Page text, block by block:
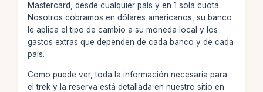
Mastercard, desde cualquier país y en 1 sola cuota.
Nosotros cobramos en dólares americanos, su banco
le aplica el tipo de cambio a su moneda local y los
gastos extras que dependen de cada banco y de cada
país.
Como puede ver, toda la información necesaria para
el trek y la reserva está detallada en nuestro sitio en